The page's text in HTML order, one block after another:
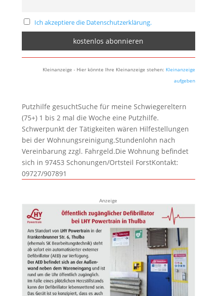
Ich akzeptiere die Datenschutzerklärung.
Kleinanzeige - Hier könnte Ihre Kleinanzeige stehen: Kleinanzeige
aufgeben
Putzhilfe gesuchtSuche für meine Schwiegereltern
(75+) 1 bis 2 mal die Woche eine Putzhilfe.
Schwerpunkt der Tätigkeiten wären Hilfestellungen
bei der Wohnungsreinigung.Stundenlohn nach
Vereinbarung zzgl. Fahrgeld.Die Wohnung befindet
sich in 97453 Schonungen/Ortsteil ForstKontakt:
09727/907891
Anzeige